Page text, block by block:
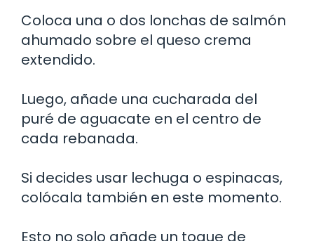
Coloca una o dos lonchas de salmón
ahumado sobre el queso crema
extendido.
Luego, añade una cucharada del
puré de aguacate en el centro de
cada rebanada.
Si decides usar lechuga o espinacas,
colócala también en este momento.
Esto no solo añade un toque de